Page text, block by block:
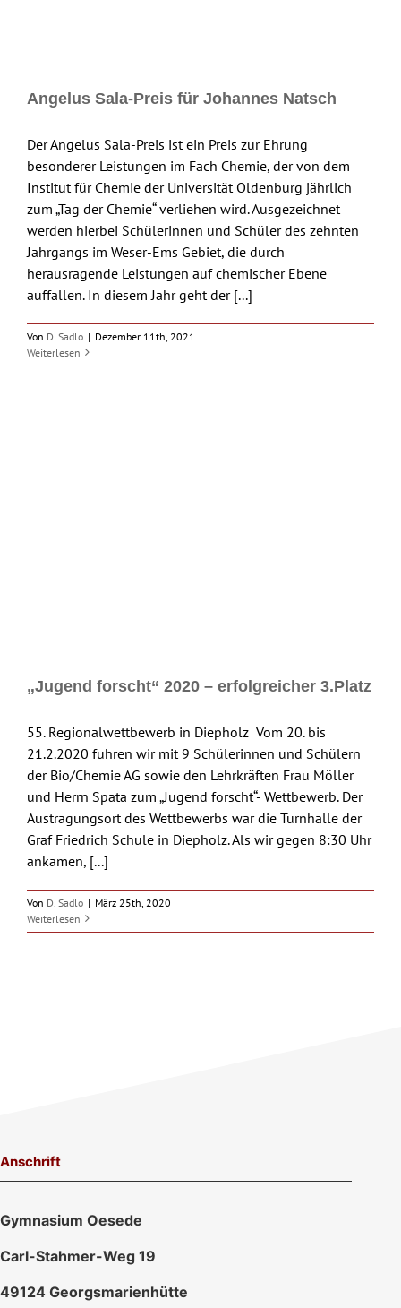
Angelus Sala-Preis für Johannes Natsch
Der Angelus Sala-Preis ist ein Preis zur Ehrung
besonderer Leistungen im Fach Chemie, der von dem
Institut für Chemie der Universität Oldenburg jährlich
zum „Tag der Chemie“ verliehen wird. Ausgezeichnet
werden hierbei Schülerinnen und Schüler des zehnten
Jahrgangs im Weser-Ems Gebiet, die durch
herausragende Leistungen auf chemischer Ebene
auffallen. In diesem Jahr geht der [...]
Von D. Sadlo | Dezember 11th, 2021
Weiterlesen
„Jugend forscht“ 2020 – erfolgreicher 3.Platz
55. Regionalwettbewerb in Diepholz Vom 20. bis
21.2.2020 fuhren wir mit 9 Schülerinnen und Schülern
der Bio/Chemie AG sowie den Lehrkräften Frau Möller
und Herrn Spata zum „Jugend forscht“- Wettbewerb. Der
Austragungsort des Wettbewerbs war die Turnhalle der
Graf Friedrich Schule in Diepholz. Als wir gegen 8:30 Uhr
ankamen, [...]
Von D. Sadlo | März 25th, 2020
Weiterlesen
Anschrift
Gymnasium Oesede
Carl-Stahmer-Weg 19
49124 Georgsmarienhütte